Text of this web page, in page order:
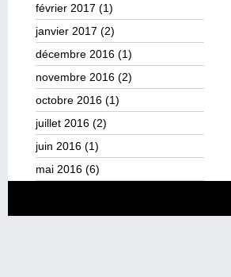
février 2017 (1)
janvier 2017 (2)
décembre 2016 (1)
novembre 2016 (2)
octobre 2016 (1)
juillet 2016 (2)
juin 2016 (1)
mai 2016 (6)